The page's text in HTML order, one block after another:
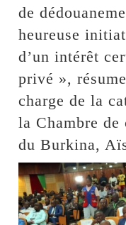
de
heureuse
d’un intérêt
privé »,
charge de la
la Chambre de
du Burkina,